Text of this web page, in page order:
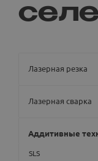
Лазерная резка
Лазерная сварка
Аддитивные
SLS